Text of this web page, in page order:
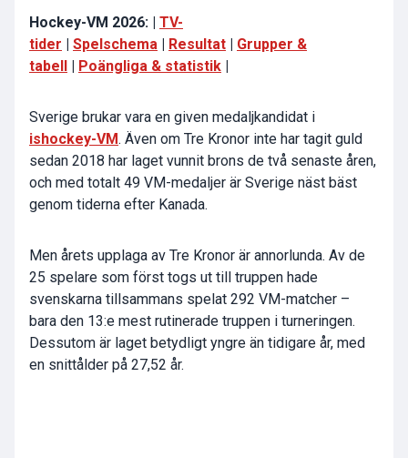
Hockey-VM 2026: | TV-
tider
Spelschema Resultat
Grupper &
tabell
Poängliga & statistik
Sverige brukar vara en given medaljkandidat i
ishockey-VM. Även om Tre Kronor inte har tagit guld
sedan 2018 har laget vunnit brons de två senaste åren,
och med totalt 49 VM-medaljer är Sverige näst bäst
genom tiderna efter Kanada.
Men årets upplaga av Tre Kronor är annorlunda. Av de
25 spelare som först togs ut till truppen hade
svenskarna tillsammans spelat 292 VM-matcher –
bara den 13:e mest rutinerade truppen i turneringen.
Dessutom är laget betydligt yngre än tidigare år, med
en snittålder på 27,52 år.